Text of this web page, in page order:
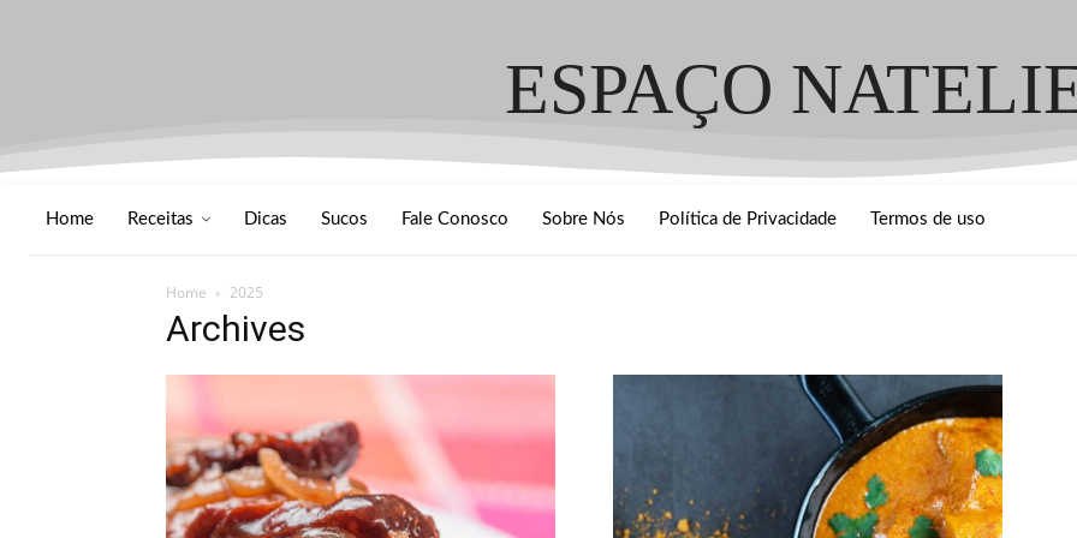
ESPAÇO
Home Receitas Dicas Sucos Fale Conosco Sobre Nós Política de Privacidade Termos de uso
Home 2025
Archives